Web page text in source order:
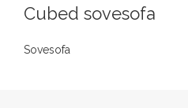
Cubed sovesofa
Sovesofa